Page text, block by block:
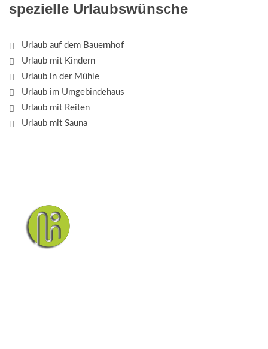
spezielle Urlaubswünsche
Urlaub auf dem Bauernhof
Urlaub mit Kindern
Urlaub in der Mühle
Urlaub im Umgebindehaus
Urlaub mit Reiten
Urlaub mit Sauna